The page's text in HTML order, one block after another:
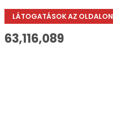
LÁTOGATÁSOK AZ OLDALON
63,116,089